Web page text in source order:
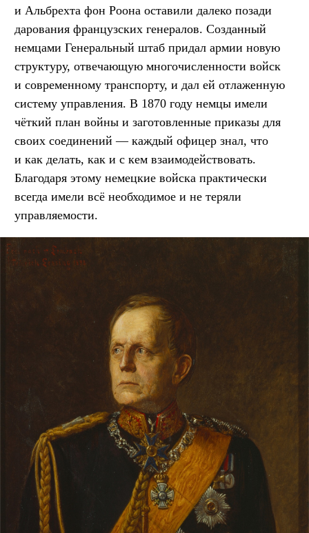
и Альбрехта фон Роона оставили далеко позади
дарования французских генералов. Созданный
немцами Генеральный штаб придал армии новую
структуру, отвечающую многочисленности войск
и современному транспорту, и дал ей отлаженную
систему управления. В 1870 году немцы имели
чёткий план войны и заготовленные приказы для
своих соединений — каждый офицер знал, что
и как делать, как и с кем взаимодействовать.
Благодаря этому немецкие войска практически
всегда имели всё необходимое и не теряли
управляемости.